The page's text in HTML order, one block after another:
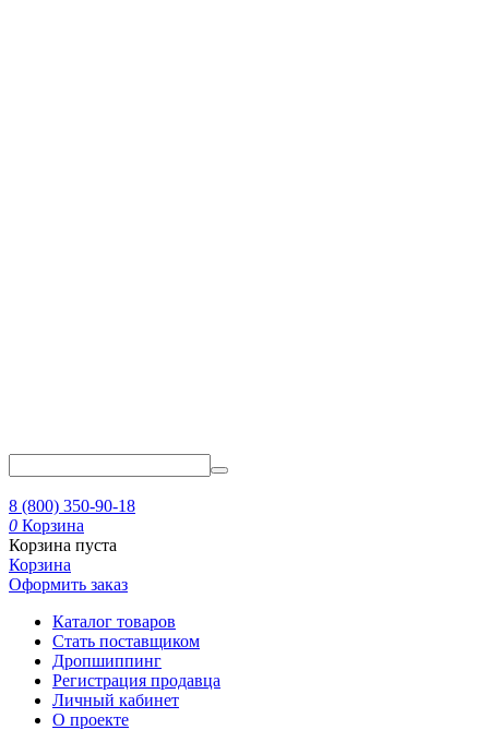
8 (800) 350-90-18
0 Корзина
Корзина пуста
Корзина
Оформить заказ
Каталог товаров
Стать поставщиком
Дропшиппинг
Регистрация продавца
Личный кабинет
О проекте